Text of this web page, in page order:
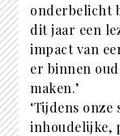
onderbelicht
dit jaar een
impact van
er binnen
maken.’
‘Tijdens
inhoudelijke,